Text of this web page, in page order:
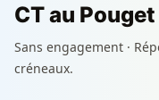
CT au Pouget
Sans engagement ·
créneaux.